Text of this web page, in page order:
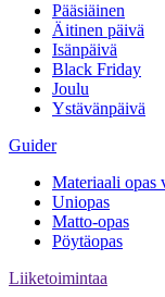
Pääsiäinen
Äitinen päivä
Isänpäivä
Black Friday
Joulu
Ystävänpäivä
Guider
Materiaali opas
Uniopas
Matto-opas
Pöytäopas
Liiketoimintaa